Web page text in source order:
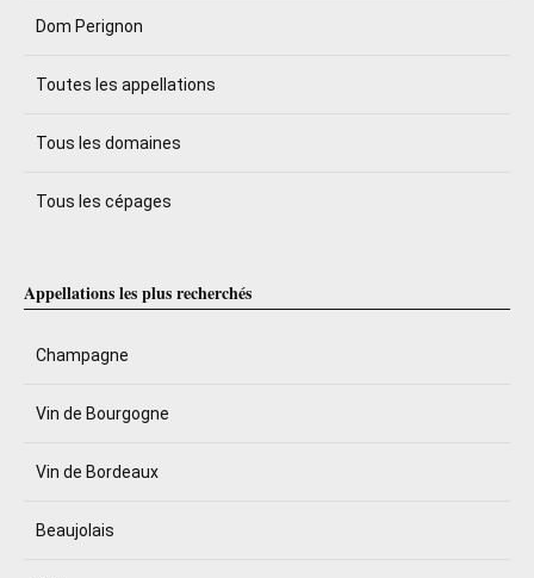
Dom Perignon
Toutes les appellations
Tous les domaines
Tous les cépages
Appellations les plus recherchés
Champagne
Vin de Bourgogne
Vin de Bordeaux
Beaujolais